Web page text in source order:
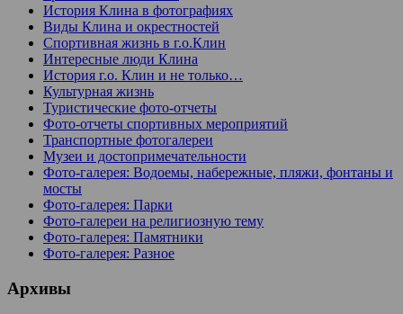
История Клина в фотографиях
Виды Клина и окрестностей
Спортивная жизнь в г.о.Клин
Интересные люди Клина
История г.о. Клин и не только…
Культурная жизнь
Туристические фото-отчеты
Фото-отчеты спортивных мероприятий
Транспортные фотогалереи
Музеи и достопримечательности
Фото-галерея: Водоемы, набережные, пляжи, фонтаны и
мосты
Фото-галерея: Парки
Фото-галереи на религиозную тему
Фото-галерея: Памятники
Фото-галерея: Разное
Архивы